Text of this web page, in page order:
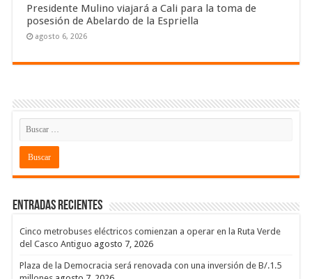
Presidente Mulino viajará a Cali para la toma de
posesión de Abelardo de la Espriella
agosto 6, 2026
Entradas recientes
Cinco metrobuses eléctricos comienzan a operar en la Ruta Verde
del Casco Antiguo agosto 7, 2026
Plaza de la Democracia será renovada con una inversión de B/.1.5